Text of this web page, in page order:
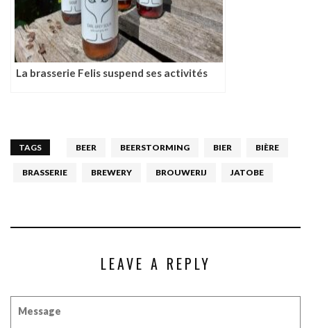
La brasserie Felis suspend ses activités
TAGS BEER BEERSTORMING BIER BIÈRE
BRASSERIE BREWERY BROUWERIJ JATOBE
LEAVE A REPLY